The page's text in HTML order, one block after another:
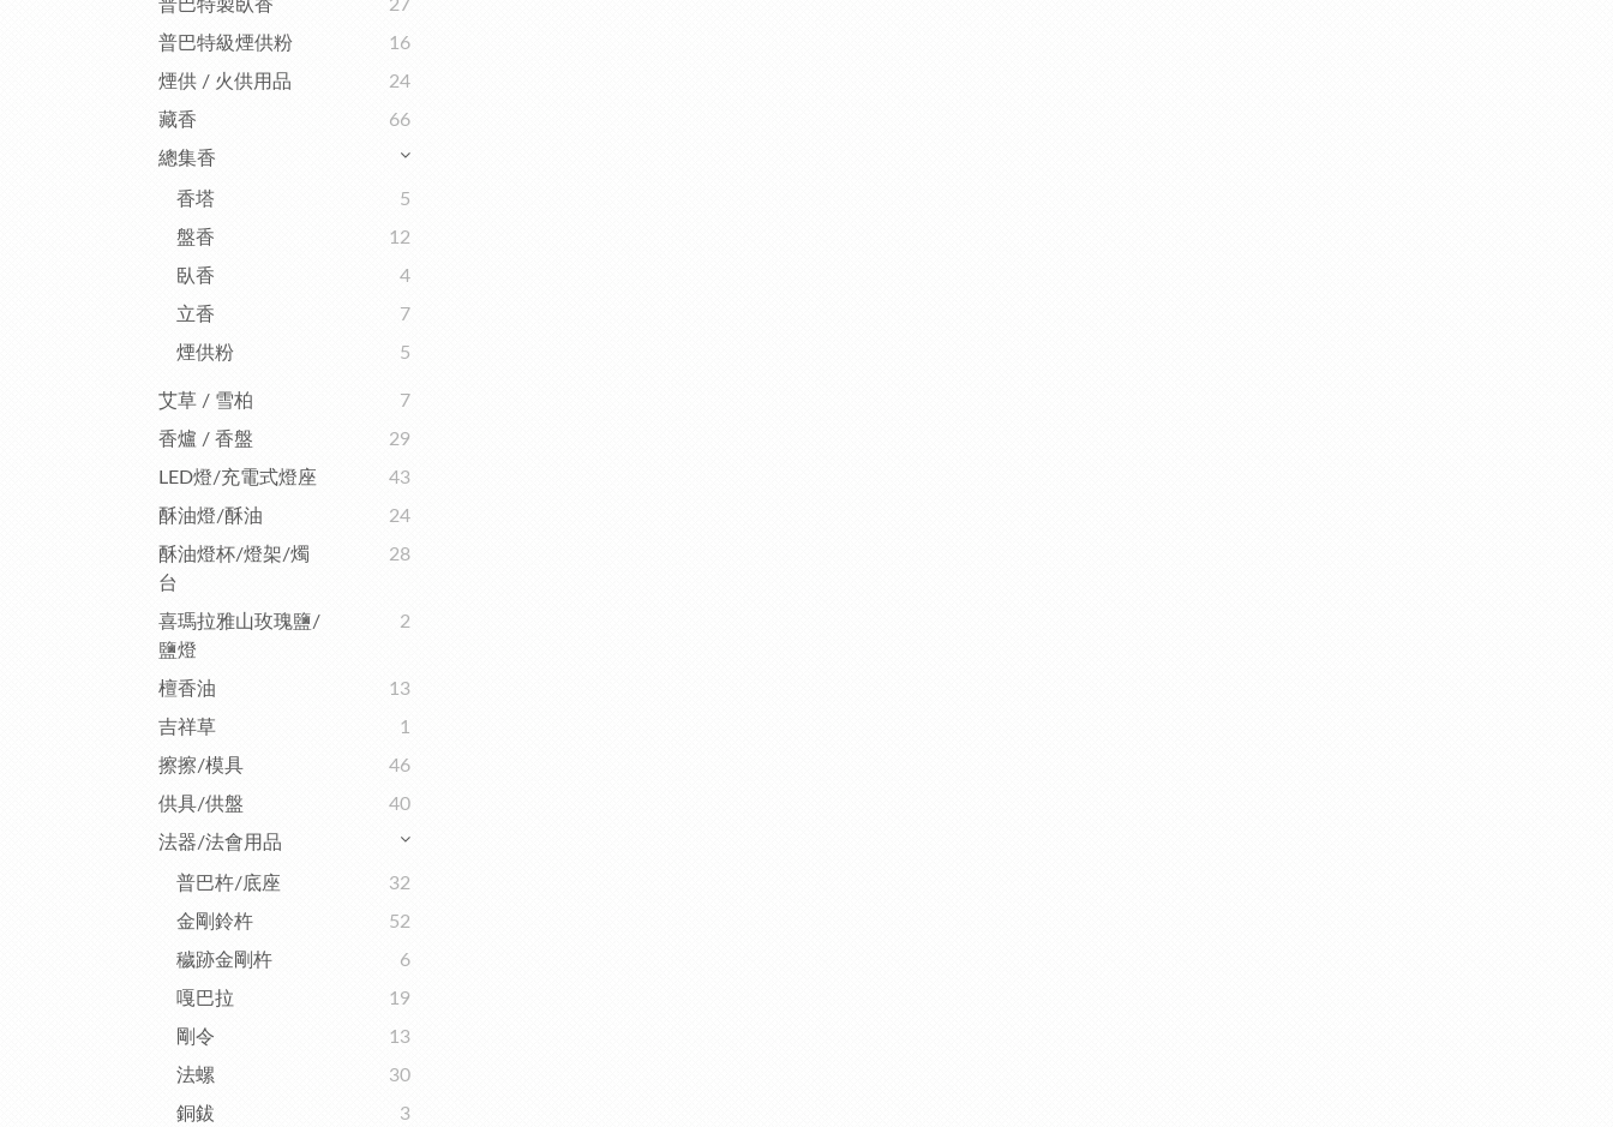
普巴特製臥香
27
普巴特級煙供粉
16
煙供 / 火供用品
24
藏香
66
總集香
香塔
5
盤香
12
臥香
4
立香
7
煙供粉
5
艾草 / 雪柏
7
香爐 / 香盤
29
LED燈/充電式燈座
43
酥油燈/酥油
24
酥油燈杯/燈架/燭
台
28
喜瑪拉雅山玫瑰鹽/
鹽燈
2
檀香油
13
吉祥草
1
擦擦/模具
46
供具/供盤
40
法器/法會用品
普巴杵/底座
32
金剛鈴杵
52
穢跡金剛杵
6
嘎巴拉
19
剛令
13
法螺
30
銅鈸
3